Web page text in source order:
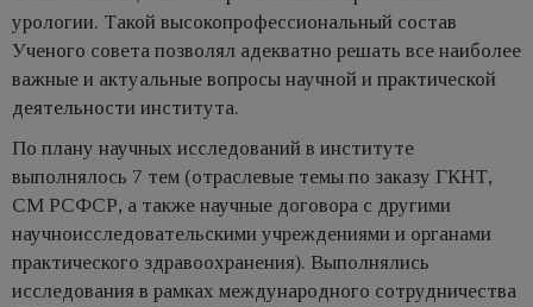
урологии. Такой высокопрофессиональный состав
Ученого совета позволял адекватно решать все наиболее
важные и актуальные вопросы научной и практической
деятельности института.
По плану научных исследований в институте
выполнялось 7 тем (отраслевые темы по заказу ГКНТ,
СМ РСФСР, а также научные договора с другими
научноисследовательскими учреждениями и органами
практического здравоохранения). Выполнялись
исследования в рамках международного сотрудничества